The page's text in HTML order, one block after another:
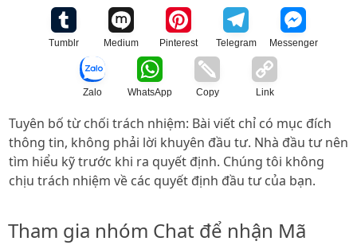
Tumblr Medium Pinterest Telegram Messenger
Zalo WhatsApp Copy Link
Tuyên bố từ chối trách nhiệm: Bài viết chỉ có mục đích
thông tin, không phải lời khuyên đầu tư. Nhà đầu tư nên
tìm hiểu kỹ trước khi ra quyết định. Chúng tôi không
chịu trách nhiệm về các quyết định đầu tư của bạn.
Tham gia nhóm Chat để nhận Mã